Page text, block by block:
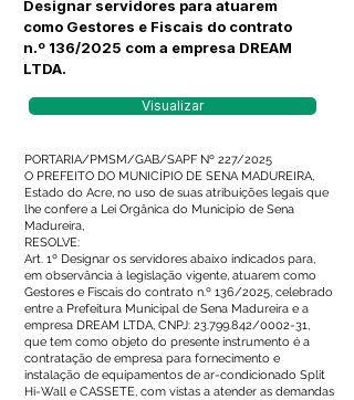
Designar servidores para atuarem
como Gestores e Fiscais do contrato
n.º 136/2025 com a empresa DREAM
LTDA.
Visualizar
PORTARIA/PMSM/GAB/SAPF Nº 227/2025
O PREFEITO DO MUNICÍPIO DE SENA MADUREIRA,
Estado do Acre, no uso de suas atribuições legais que
lhe confere a Lei Orgânica do Município de Sena
Madureira,
RESOLVE:
Art. 1º Designar os servidores abaixo indicados para,
em observância à legislação vigente, atuarem como
Gestores e Fiscais do contrato n.º 136/2025, celebrado
entre a Prefeitura Municipal de Sena Madureira e a
empresa DREAM LTDA, CNPJ: 23.799.842/0002-31,
que tem como objeto do presente instrumento é a
contratação de empresa para fornecimento e
instalação de equipamentos de ar-condicionado Split
Hi-Wall e CASSETE, com vistas a atender as demandas